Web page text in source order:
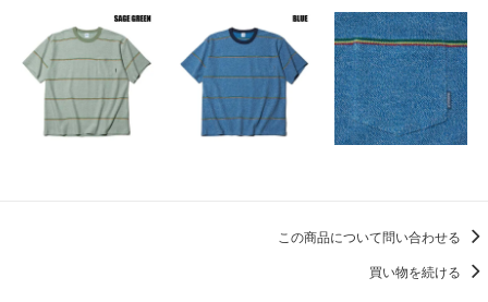
この商品について問い合わせる
買い物を続ける